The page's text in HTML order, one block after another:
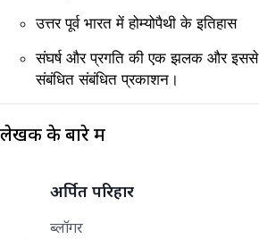
उत्तर पूर्व भारत में होम्योपैथी के इतिहास
संघर्ष और प्रगति की एक झलक और इससे
संबंधित संबंधित प्रकाशन।
लेखक के बारे में
अर्पित परिहार
ब्लॉगर